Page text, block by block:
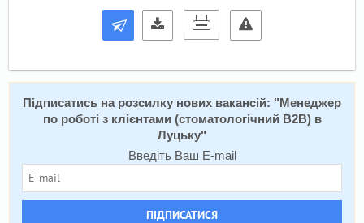
Підписатись на розсилку нових вакансій: " Менеджер
по роботі з клієнтами (стоматологічний B2B) в
Луцьку"
Введіть Ваш E-mail
ПІДПИСАТИСЯ